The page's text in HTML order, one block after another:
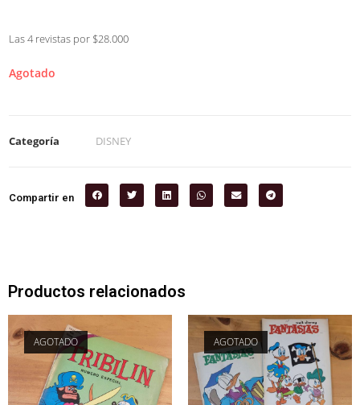
Las 4 revistas por $28.000
Agotado
Categoría DISNEY
Compartir en
Productos relacionados
AGOTADO AGOTADO